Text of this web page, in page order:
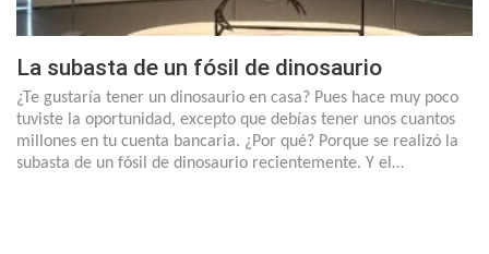
La subasta de un fósil de dinosaurio
¿Te gustaría tener un dinosaurio en casa? Pues hace muy poco
tuviste la oportunidad, excepto que debías tener unos cuantos
millones en tu cuenta bancaria. ¿Por qué? Porque se realizó la
subasta de un fósil de dinosaurio recientemente. Y el…